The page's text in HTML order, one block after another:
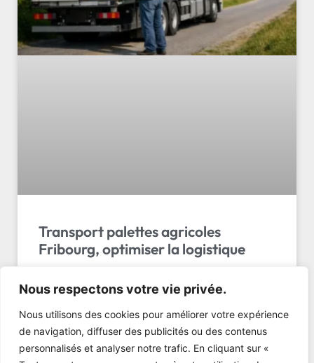
Nous respectons votre vie privée.
Nous utilisons des cookies pour améliorer votre expérience
de navigation, diffuser des publicités ou des contenus
personnalisés et analyser notre trafic. En cliquant sur «
Transport palettes agricoles
Fribourg, optimiser la logistique
Transport de palettes agricoles à Fribourg : LL
Transport assure vos livraisons en 24-48h.
Semences, fourrage, matériel – tarifs dès 80 CHF.
Demandez…